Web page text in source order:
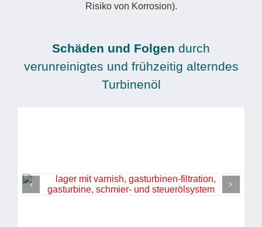
Risiko von Korrosion).
Schäden und Folgen durch
verunreinigtes und frühzeitig alterndes
Turbinenöl